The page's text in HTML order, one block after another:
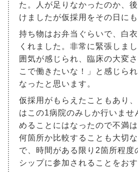
た。人が足りなかったのか、
けましたが仮採用をその日にも
持ち物はお弁当ぐらいで、白
くれました。非常に緊張しま
囲気が感じられ、臨床の大変
こで働きたいな！」と感じら
なったと思います。
仮採用がもらえたこともあり
はこの1病院のみしか行いませ
めることにはなったので不満は
何箇所か比較することも大切
で、時間がある限り2箇所程度
シップに参加されることをお